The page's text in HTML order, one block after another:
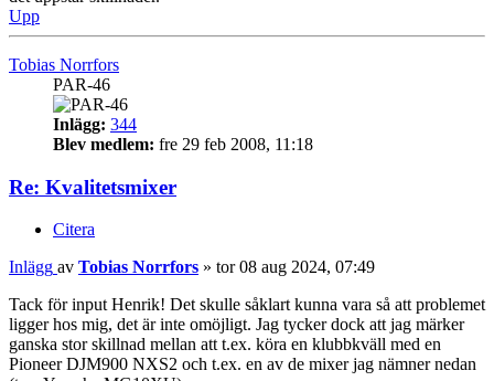
Upp
Tobias Norrfors
PAR-46
Inlägg: 344
Blev medlem: fre 29 feb 2008, 11:18
Re: Kvalitetsmixer
Citera
Inlägg av Tobias Norrfors » tor 08 aug 2024, 07:49
Tack för input Henrik! Det skulle såklart kunna vara så att problemet
ligger hos mig, det är inte omöjligt. Jag tycker dock att jag märker
ganska stor skillnad mellan att t.ex. köra en klubbkväll med en
Pioneer DJM900 NXS2 och t.ex. en av de mixer jag nämner nedan